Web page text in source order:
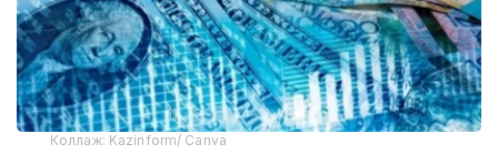
Коллаж: Kazinform/ Canva